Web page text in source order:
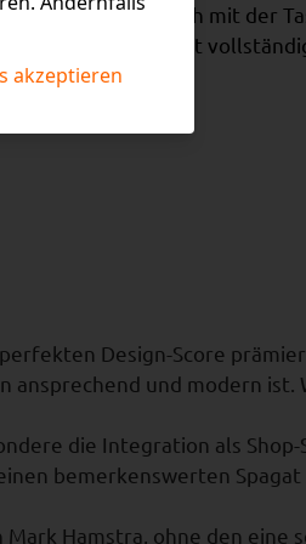
ist also auch mit der
steuerbar und damit
Design-Score
ansprechend und modern ist.
die Integration als Shop-
bemerkenswerten Spagat
Hamstra, ohne den eine
akzeptieren